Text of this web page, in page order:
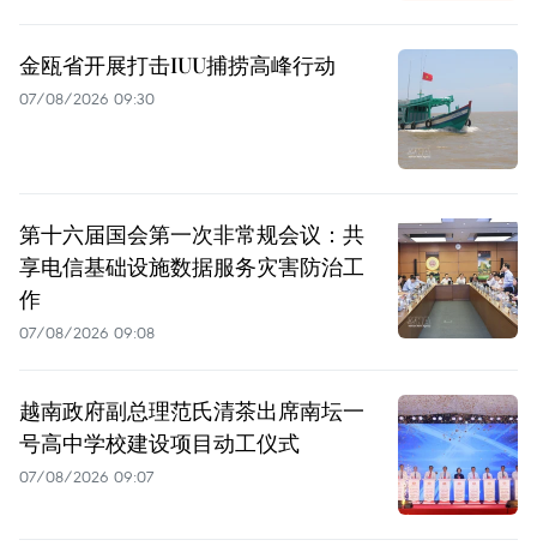
金瓯省开展打击IUU捕捞高峰行动
07/08/2026 09:30
第十六届国会第一次非常规会议：共
享电信基础设施数据服务灾害防治工
作
07/08/2026 09:08
越南政府副总理范氏清茶出席南坛一
号高中学校建设项目动工仪式
07/08/2026 09:07